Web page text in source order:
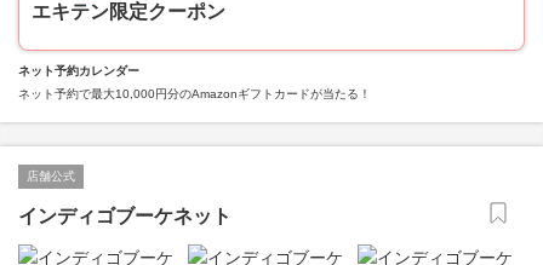
エキテン限定クーポン
ネット予約カレンダー
ネット予約で最大10,000円分のAmazonギフトカードが当たる！
店舗公式
インディゴブーケネット